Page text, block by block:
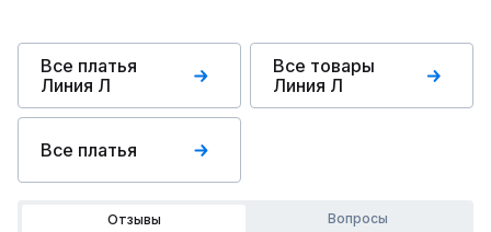
Все платья
Линия Л
Все товары
Линия Л
Все платья
Отзывы Вопросы